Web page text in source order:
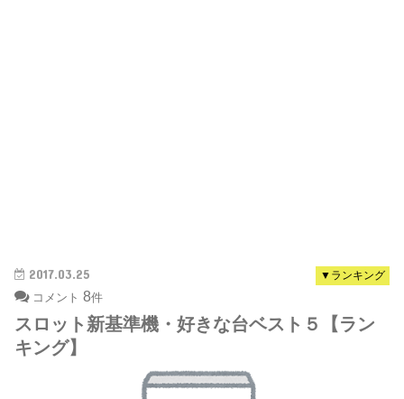
▼ランキング
2017.03.25
コメント 8件
スロット新基準機・好きな台ベスト５【ラン
キング】